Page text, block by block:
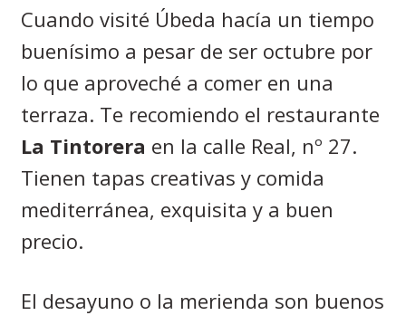
Cuando visité Úbeda hacía un tiempo
buenísimo a pesar de ser octubre por
lo que aproveché a comer en una
terraza. Te recomiendo el restaurante
La Tintorera en la calle Real, nº 27.
Tienen tapas creativas y comida
mediterránea, exquisita y a buen
precio.
El desayuno o la merienda son buenos